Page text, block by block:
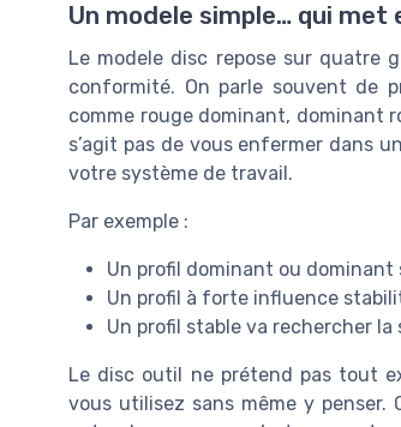
Un modele simple… qui met
Le modele disc repose sur quatre
conformité. On parle souvent de
comme rouge dominant, dominant
s’agit pas de vous enfermer dans
votre système de travail.
Par exemple :
Un profil dominant ou dominant
Un profil à forte influence
Un profil stable va rechercher
Le disc outil ne prétend pas tout
vous utilisez sans même y penser.